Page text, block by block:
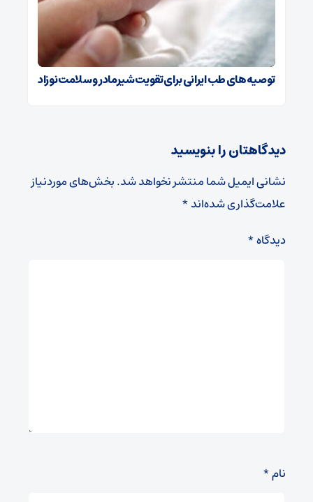
توصیه‌های طب ایرانی برای تقویت شیرمادر و سلامت نوزاد
دیدگاهتان را بنویسید
نشانی ایمیل شما منتشر نخواهد شد.بخش‌های موردنیاز
علامت‌گذاری شده‌اند*
دیدگاه*
نام*